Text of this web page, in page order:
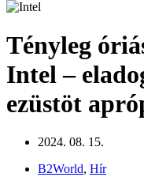
Tényleg
Intel –
ezüstöt
2024. 08. 15.
B2World, Hír